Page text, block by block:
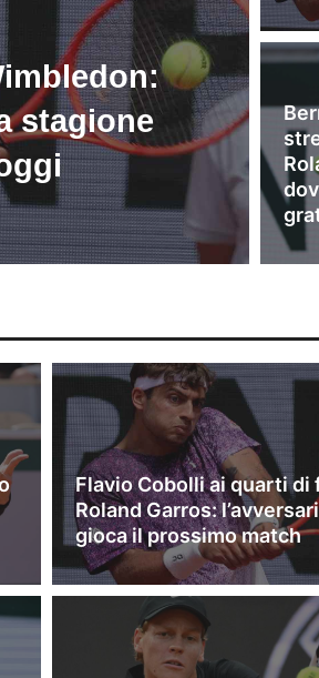
stagione
Flavio Cobolli ai quarti di
Roland Garros:
gioca il prossimo match